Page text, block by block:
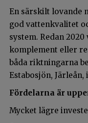
En särskilt lovande
god vattenkvalitet
system. Redan
komplement eller
båda riktningarna
Estabosjön,
Fördelarna är
Mycket lägre